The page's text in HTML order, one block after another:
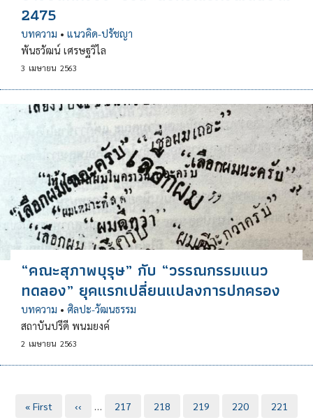
2475
บทความ • แนวคิด-ปรัชญา
พันธวัฒน์ เศรษฐวิไล
3 เมษายน 2563
“คณะสุภาพบุรุษ” กับ “วรรณกรรมแนว
ทดลอง” ยุคแรกเปลี่ยนแปลงการปกครอง
บทความ • ศิลปะ-วัฒนธรรม
สถาบันปรีดี พนมยงค์
2 เมษายน 2563
หน้า
« First
หน้า
‹‹ … Page
217 Page
218 Page
219 Page
220 Page
221